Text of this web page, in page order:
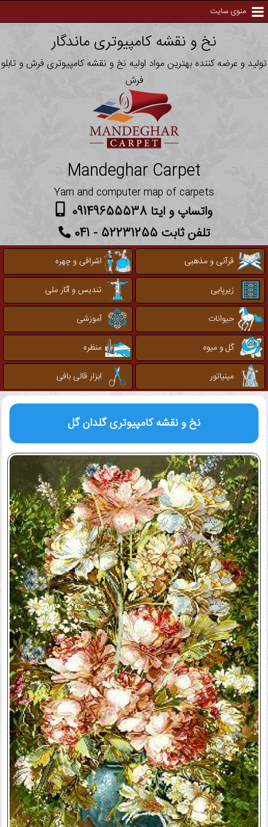
منوی سایت
نخ و نقشه کامپیوتری ماندگار
تولید و عرضه کننده بهترین مواد اولیه نخ و نقشه کامپیوتری فرش و تابلو
فرش
Mandeghar Carpet
Yarn and computer map of carpets
واتساپ و ایتا 09149655538
تلفن ثابت 52231255 - 041
قرآنی و مذهبی
اشرافی و چهره
زیرپایی
تندیس و آثار ملی
حیوانات
آموزشی
گل و میوه
منظره
مینیاتور
ابزار قالی بافی
نخ و نقشه کامپیوتریگلدان گل